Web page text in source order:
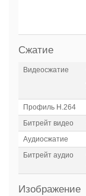
Сжатие
Видеосжатие
Профиль H.264
Битрейт видео
Аудиосжатие
Битрейт аудио
Изображение